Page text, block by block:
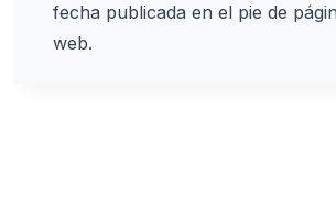
fecha publicada en el pie de
web.